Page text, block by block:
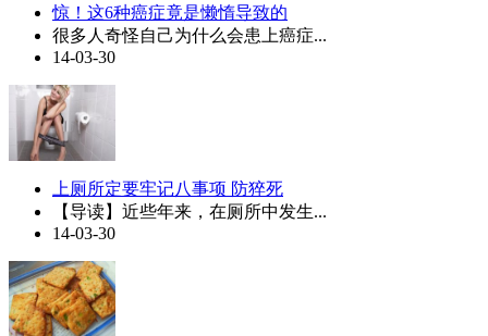
惊！这6种癌症竟是懒惰导致的
很多人奇怪自己为什么会患上癌症...
14-03-30
上厕所定要牢记八事项 防猝死
【导读】近些年来，在厕所中发生...
14-03-30